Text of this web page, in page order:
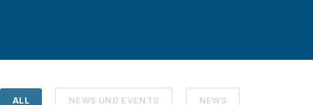
ALL NEWS UND EVENTS NEWS